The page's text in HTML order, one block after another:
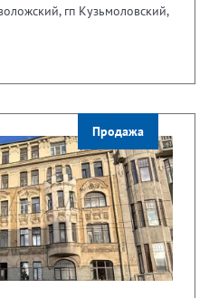
гп Кузьмоловский,
Продажа